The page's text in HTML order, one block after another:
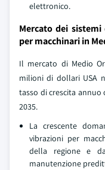
elettronico.
Mercato dei
per macchinari in
Il mercato di Medio
milioni di dollari USA
tasso di crescita annuo
2035.
La crescente
vibrazioni per
della regione e
manutenzione